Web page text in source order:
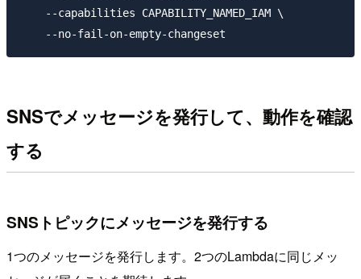
    --capabilities CAPABILITY_NAMED_IAM \
SNSでメッセージを発行して、動作を確認
する
SNSトピックにメッセージを発行する
1つのメッセージを発行します。2つのLambdaに同じメッ